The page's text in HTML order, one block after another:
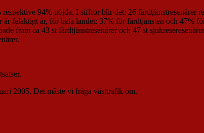
94% nöjda. I siffror blir det: 26 färdtjänstresenärer
felaktigt är, för hela landet: 37% för färdtjänsten och 47%
fram ca 43 st färdtjänstresenärer och 47 st
2005. Det måste vi fråga västtrafik om.